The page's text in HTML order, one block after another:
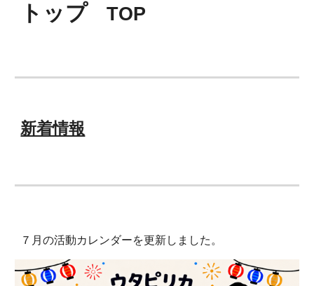
トップTOP
新着情報
７月の活動カレンダーを更新しました。